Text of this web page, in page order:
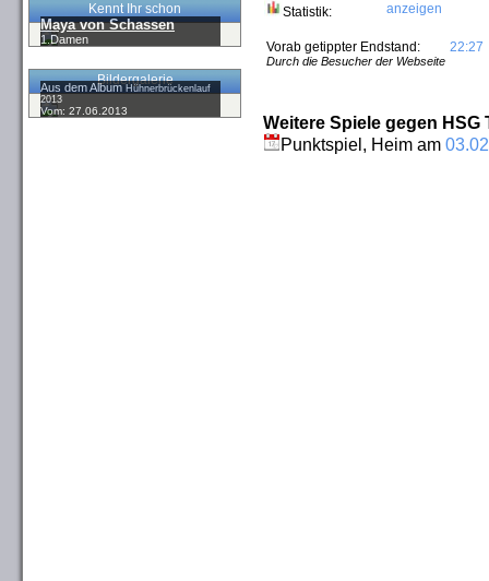
Kennt Ihr schon
Maya von Schassen
1.Damen
Bildergalerie
Aus dem AlbumHühnerbrückenlauf
2013
Vom: 27.06.2013
Statistik:
anzeigen
Vorab getippter Endstand:
Durch die Besucher der Webseite
22:27
Weitere Spiele gegen
Punktspiel, Heim am